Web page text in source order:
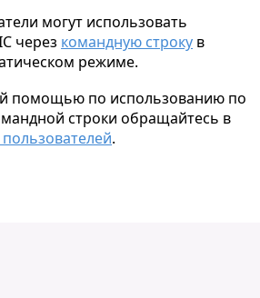
могут использовать
через командную строку в
режиме.
помощью по использованию по
строки обращайтесь в
.